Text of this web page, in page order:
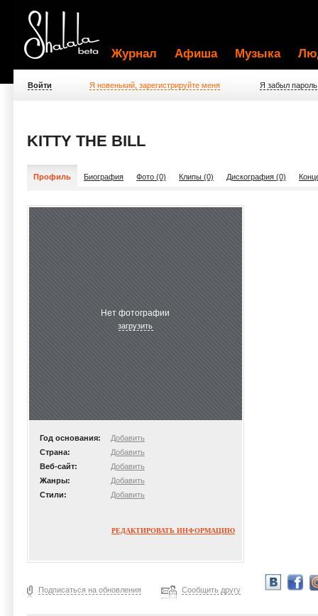
Журнал Афиша Музыка
Войти Я новенький, зарегистрируйте меня Я забыл пароль
KITTY THE BILL
Профиль Биография Фото (0) Клипы (0) Дискография (0)
Нет фотографии
загрузить
Год основания:
Добавить
Страна:
Добавить
Веб-сайт:
Добавить
Жанры:
Добавить
Стили:
Добавить
РЕДАКТИРОВАТЬ ИНФОРМАЦИЮ
Подписаться на обновления Сообщить другу